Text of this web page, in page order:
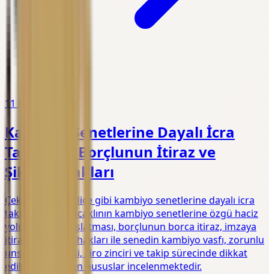
11 Haziran 2026
Kambiyo Senetlerine Dayalı İcra
Takibinde Borçlunun İtiraz ve
Şikayet Hakları
Çek, bono ve poliçe gibi kambiyo senetlerine dayalı icra
takiplerinde, alacaklının kambiyo senetlerine özgü haciz
yoluyla takip başlatması, borçlunun borca itiraz, imzaya
itiraz ve şikayet hakları ile senedin kambiyo vasfı, zorunlu
unsurları, vadesi, ciro zinciri ve takip sürecinde dikkat
edilmesi gereken hususlar incelenmektedir.